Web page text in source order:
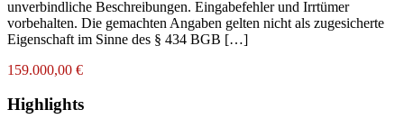
unverbindliche Beschreibungen. Eingabefehler und Irrtümer
vorbehalten. Die gemachten Angaben gelten nicht als zugesicherte
Eigenschaft im Sinne des § 434 BGB […]
159.000,00 €
Highlights